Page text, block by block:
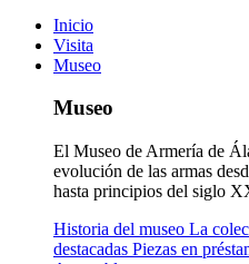
Inicio
Visita
Museo
Museo
El Museo de Armería de
evolución de las armas
hasta principios del siglo
Historia del museo La
destacadas Piezas en